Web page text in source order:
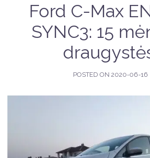
Ford C-Max
SYNC3: 15
POSTED ON 2020-06-16